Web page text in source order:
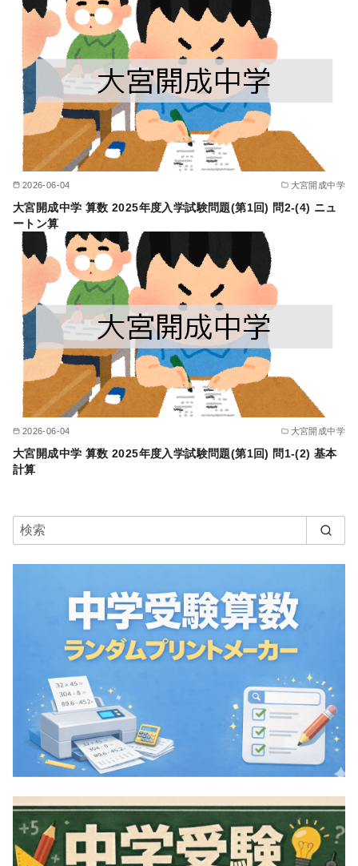
2026-06-04 大宮開成中学
大宮開成中学 算数 2025年度入学試験問題(第1回) 問2-(4) ニュ
ートン算
2026-06-04 大宮開成中学
大宮開成中学 算数 2025年度入学試験問題(第1回) 問1-(2) 基本
計算